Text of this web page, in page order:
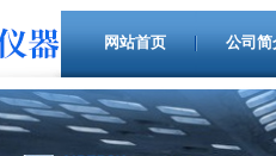
网站首页 公司简